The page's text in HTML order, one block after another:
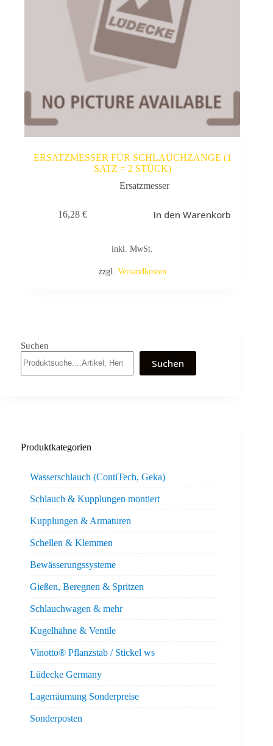
ERSATZMESSER FÜR SCHLAUCHZANGE (1
SATZ = 2 STÜCK)
Ersatzmesser
16,28 € In den Warenkorb
inkl. MwSt.
zzgl. Versandkosten
Suchen
Suchen
Produktkategorien
Wasserschlauch (ContiTech, Geka)
Schlauch & Kupplungen montiert
Kupplungen & Armaturen
Schellen & Klemmen
Bewässerungssysteme
Gießen, Beregnen & Spritzen
Schlauchwagen & mehr
Kugelhähne & Ventile
Vinotto® Pflanzstab / Stickel ws
Lüdecke Germany
Lagerräumung Sonderpreise
Sonderposten